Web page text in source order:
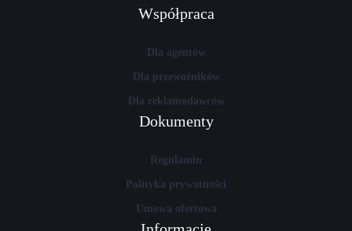
Współpraca
Dla agentów
Dla przewoźników
Dla reklamodawców
Dokumenty
Regulamin
Polityka prywatności
Umowa ofertowa